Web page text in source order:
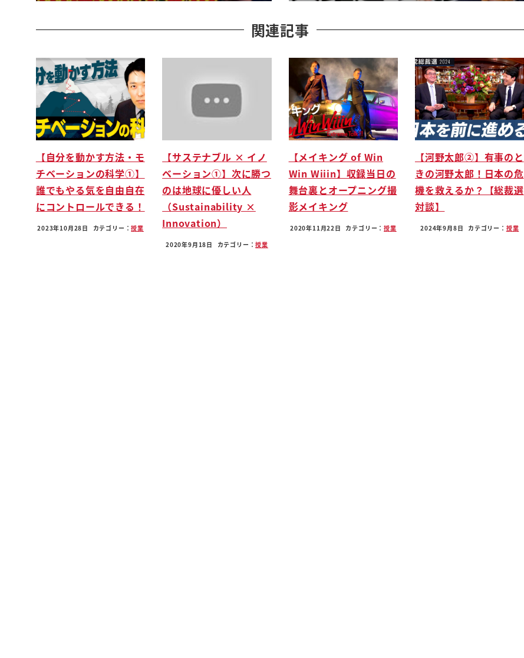
ページやってた方がいいのにーという民主政治=
ね素晴らしい独裁=怖いというイメージの方が多いと思うんですが
いわゆる開発独裁というものがあってその開発独裁というのは国がまず立ち上がる時に
はいっぱい選挙やってコロコロコロコロ人が変わると強い分からない
パニック状態になるか
1トップがガツンと作ってうまくいけば国民の父
ね
今回の家って言われて英雄になるそうならなければもう悪い悪最悪の暴君と言われ歴史
に汚名を残すというその中でこのシンガポールのリークアンユーさては
素晴らしい国家的英雄として25年間成功させたパターンを独裁なんですよ
ドッグ最大整合っていう非常にね珍しいパターンなわけですよね
ここに私非常に興味を持ちました
関連記事
【自分を動かす方法・モ
チベーションの科学①】
誰でもやる気を自由自在
にコントロールできる！
2023年10月28日 カテゴリー：授業
【サステナブル × イノ
ベーション①】次に勝つ
のは地球に優しい人
（Sustainability ×
Innovation）
2020年9月18日 カテゴリー：授業
【メイキング of Win
Win Wiiin】収録当日の
舞台裏とオープニング撮
影メイキング
2020年11月22日 カテゴリー：授業
【河野太郎②】有事のと
きの河野太郎！日本の危
機を救えるか？【総裁選
対談】
2024年9月8日 カテゴリー： 授業